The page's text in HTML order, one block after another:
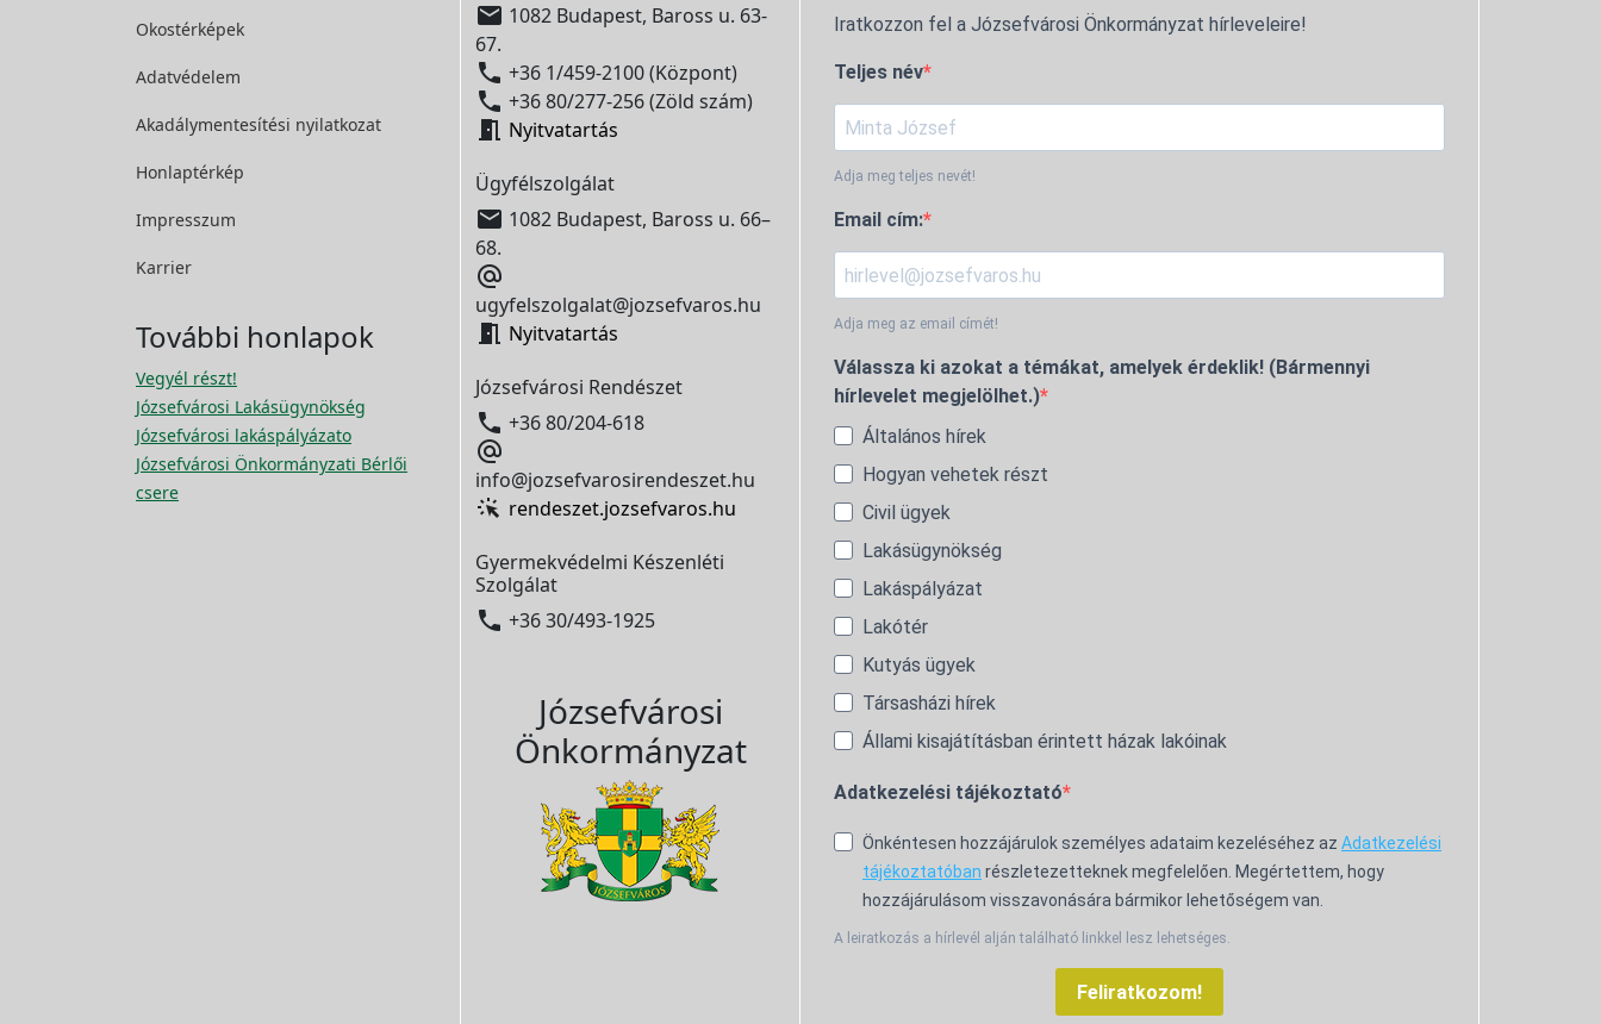
Okostérképek
Adatvédelem
Akadálymentesítési nyilatkozat
Honlaptérkép
Impresszum
Karrier
További honlapok
Vegyél részt!
Józsefvárosi Lakásügynökség
Józsefvárosi lakáspályázato
Józsefvárosi Önkormányzati Bérlői
csere
 1082 Budapest, Baross u. 63-
67.
 +36 1/459-2100 (Központ)
 +36 80/277-256 (Zöld szám)
 Nyitvatartás
Ügyfélszolgálat
 1082 Budapest, Baross u. 66–
68.

ugyfelszolgalat@jozsefvaros.hu
 Nyitvatartás
Józsefvárosi Rendészet
 +36 80/204-618

info@jozsefvarosirendeszet.hu
rendeszet.jozsefvaros.hu
Gyermekvédelmi Készenléti
Szolgálat
 +36 30/493-1925
Józsefvárosi
Önkormányzat
Iratkozzon fel a Józsefvárosi Önkormányzat hírleveleire!
Teljes név
Adja meg teljes nevét!
Email cím:
Adja meg az email címét!
Válassza ki azokat a témákat, amelyek érdeklik! (Bármennyi
hírlevelet megjelölhet.)
Általános hírek
Hogyan vehetek részt
Civil ügyek
Lakásügynökség
Lakáspályázat
Lakótér
Kutyás ügyek
Társasházi hírek
Állami kisajátításban érintett házak lakóinak
Adatkezelési tájékoztató
Önkéntesen hozzájárulok személyes adataim kezeléséhez az Adatkezelési
tájékoztatóban részletezetteknek megfelelően. Megértettem, hogy
hozzájárulásom visszavonására bármikor lehetőségem van.
A leiratkozás a hírlevél alján található linkkel lesz lehetséges.
Feliratkozom!